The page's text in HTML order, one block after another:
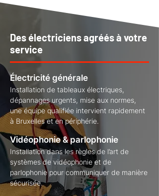
Des électriciens agréés à votre
service
Électricité générale
Installation de tableaux électriques,
dépannages urgents, mise aux normes,
une équipe qualifiée intervient rapidement
à Bruxelles et en périphérie.
Vidéophonie & parlophonie
Installation dans les règles de l’art de
systèmes de vidéophonie et de
parlophonie pour communiquer de manière
sécurisée.